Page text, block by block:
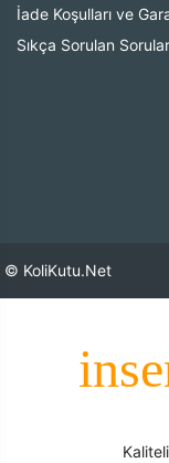
İade Koşulları ve
Sıkça Sorulan Sorular
© KoliKutu.Net